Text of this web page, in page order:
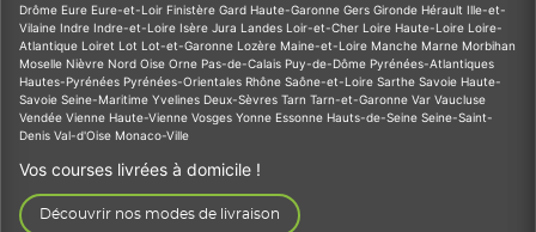
Drôme Eure Eure-et-Loir Finistère Gard Haute-Garonne Gers Gironde Hérault Ille-et-
Vilaine Indre Indre-et-Loire Isère Jura Landes Loir-et-Cher Loire Haute-Loire Loire-
Atlantique Loiret Lot Lot-et-Garonne Lozère Maine-et-Loire Manche Marne Morbihan
Moselle Nièvre Nord Oise Orne Pas-de-Calais Puy-de-Dôme Pyrénées-Atlantiques
Hautes-Pyrénées Pyrénées-Orientales Rhône Saône-et-Loire Sarthe Savoie Haute-
Savoie Seine-Maritime Yvelines Deux-Sèvres Tarn Tarn-et-Garonne Var Vaucluse
Vendée Vienne Haute-Vienne Vosges Yonne Essonne Hauts-de-Seine Seine-Saint-
Denis Val-d'Oise Monaco-Ville
Vos courses livrées à domicile !
Découvrir nos modes de livraison